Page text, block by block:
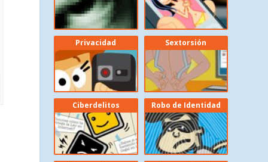
Privacidad Sextorsión
Ciberdelitos Robo de Identidad